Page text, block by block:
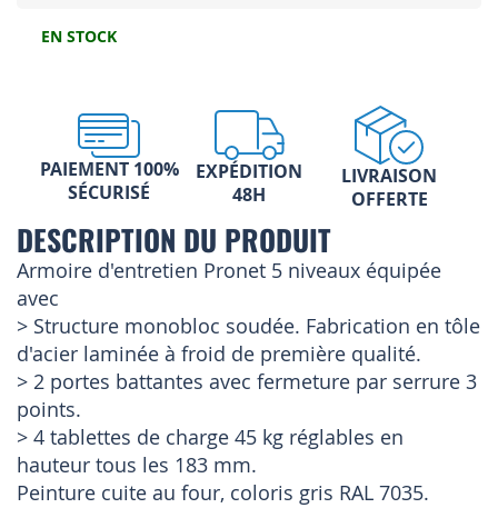
EN STOCK
PAIEMENT 100%
SÉCURISÉ
EXPÉDITION
48H
LIVRAISON
OFFERTE
DESCRIPTION DU PRODUIT
Armoire d'entretien Pronet 5 niveaux équipée
avec
> Structure monobloc soudée. Fabrication en tôle
d'acier laminée à froid de première qualité.
> 2 portes battantes avec fermeture par serrure 3
points.
> 4 tablettes de charge 45 kg réglables en
hauteur tous les 183 mm.
Peinture cuite au four, coloris gris RAL 7035.